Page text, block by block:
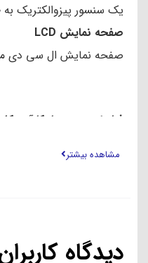
یک سنسور پیزوالکتریک
صفحه نمایش LCD
صفحه نمایش ال سی دی
فیلتراسیون بسیار کارآمد کل
مشاهده بیشتر
دیدگاه